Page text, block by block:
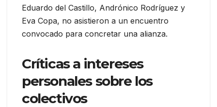
Eduardo del Castillo, Andrónico Rodríguez y
Eva Copa, no asistieron a un encuentro
convocado para concretar una alianza.
Críticas a intereses
personales sobre los
colectivos